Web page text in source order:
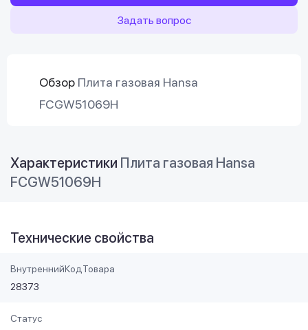
Задать вопрос
Обзор Плита газовая Hansa
FCGW51069H
Характеристики Плита газовая Hansa
FCGW51069H
Технические свойства
ВнутреннийКодТовара
28373
Статус